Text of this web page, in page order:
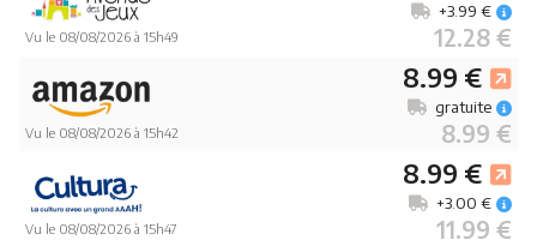
Vu le 08/08/2026 à 15h49 12.28 €
+3.99 €
Vu le 08/08/2026 à 15h42
8.99 €
8.99 €
gratuite
Vu le 08/08/2026 à 15h47
8.99 €
11.99 €
+3.00 €